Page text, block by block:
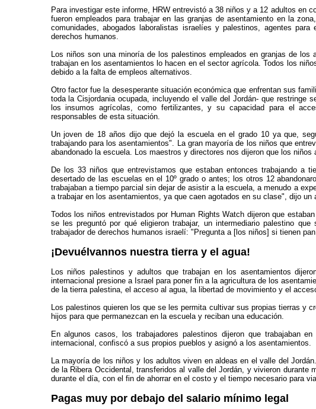
Para investigar este informe, HRW entrevistó a 38 niños y a 12 adultos en
fueron empleados para trabajar en las granjas de asentamiento en la
comunidades, abogados laboralistas israelíes y palestinos, agentes
derechos humanos.
Los niños son una minoría de los palestinos empleados en granjas de
trabajan en los asentamientos lo hacen en el sector agrícola. Todos los
debido a la falta de empleos alternativos.
Otro factor fue la desesperante situación económica que enfrentan sus
toda la Cisjordania ocupada, incluyendo el valle del Jordán- que restringe
los insumos agrícolas, como fertilizantes, y su capacidad para el
responsables de esta situación.
Un joven de 18 años dijo que dejó la escuela en el grado 10 ya que,
trabajando para los asentamientos". La gran mayoría de los niños que
abandonado la escuela. Los maestros y directores nos dijeron que los
De los 33 niños que entrevistamos que estaban entonces trabajando a
desertado de las escuelas en el 10º grado o antes; los otros 12
trabajaban a tiempo parcial sin dejar de asistir a la escuela, a menudo a
a trabajar en los asentamientos, ya que caen agotados en su clase", dijo un
Todos los niños entrevistados por Human Rights Watch dijeron que
se les preguntó por qué eligieron trabajar, un intermediario palestino
trabajador de derechos humanos israelí: "Pregunta a [los niños] si tienen
¡Devuélvannos nuestra tierra y el agua!
Los niños palestinos y adultos que trabajan en los asentamientos
internacional presione a Israel para poner fin a la agricultura de los
de la tierra palestina, el acceso al agua, la libertad de movimiento y el
Los palestinos quieren los que se les permita cultivar sus propias tierras y
hijos para que permanezcan en la escuela y reciban una educación.
En algunos casos, los trabajadores palestinos dijeron que trabajaban
internacional, confiscó a sus propios pueblos y asignó a los asentamientos.
La mayoría de los niños y los adultos viven en aldeas en el valle del
de la Ribera Occidental, transferidos al valle del Jordán, y vivieron durante
durante el día, con el fin de ahorrar en el costo y el tiempo necesario para
Pagas muy por debajo del salario mínimo legal